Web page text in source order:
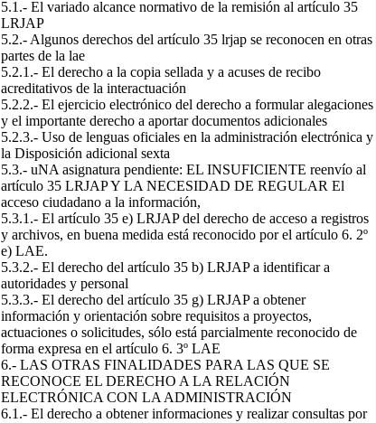
5.1.- El variado alcance normativo de la remisión al artículo 35
LRJAP
5.2.- Algunos derechos del artículo 35 lrjap se reconocen en otras
partes de la lae
5.2.1.- El derecho a la copia sellada y a acuses de recibo
acreditativos de la interactuación
5.2.2.- El ejercicio electrónico del derecho a formular alegaciones
y el importante derecho a aportar documentos adicionales
5.2.3.- Uso de lenguas oficiales en la administración electrónica y
la Disposición adicional sexta
5.3.- uNA asignatura pendiente: EL INSUFICIENTE reenvío al
artículo 35 LRJAP Y LA NECESIDAD DE REGULAR El
acceso ciudadano a la información,
5.3.1.- El artículo 35 e) LRJAP del derecho de acceso a registros
y archivos, en buena medida está reconocido por el artículo 6. 2º
e) LAE.
5.3.2.- El derecho del artículo 35 b) LRJAP a identificar a
autoridades y personal
5.3.3.- El derecho del artículo 35 g) LRJAP a obtener
información y orientación sobre requisitos a proyectos,
actuaciones o solicitudes, sólo está parcialmente reconocido de
forma expresa en el artículo 6. 3º LAE
6.- LAS OTRAS FINALIDADES PARA LAS QUE SE
RECONOCE EL DERECHO A LA RELACIÓN
ELECTRÓNICA CON LA ADMINISTRACIÓN
6.1.- El derecho a obtener informaciones y realizar consultas por